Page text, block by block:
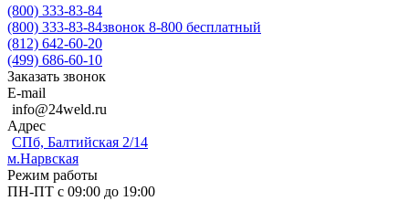
(800) 333-83-84
(800) 333-83-84звонок 8-800 бесплатный
(812) 642-60-20
(499) 686-60-10
Заказать звонок
E-mail
info@24weld.ru
Адрес
СПб, Балтийская 2/14
м.Нарвская
Режим работы
ПН-ПТ с 09:00 до 19:00